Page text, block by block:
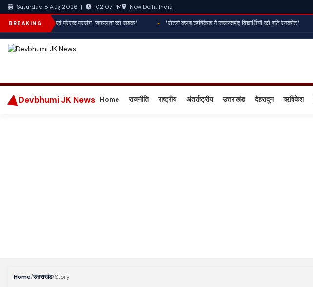
Saturday, 8 Aug 2026 | 02:07 PM New Delhi, India
BREAKING
आपका राशिफल एवं प्रेरक प्रसंग-सफलता का सबक* *रोटरी क्लब ऋषिकेश ने जरूरतमंद विद्यार्थियों को बांटे रेनकोट*
Devbhumi JK News Home राजनीति राष्ट्रीय अंतर्राष्ट्रीय उत्तराखंड देहरादून ऋषिकेश
Home/उत्तराखंड/Story